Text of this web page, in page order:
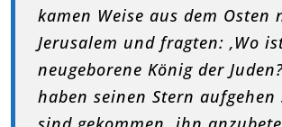
kamen Weise aus dem Osten
Jerusalem und fragten: ‚Wo
neugeborene König der
haben seinen Stern aufgehen